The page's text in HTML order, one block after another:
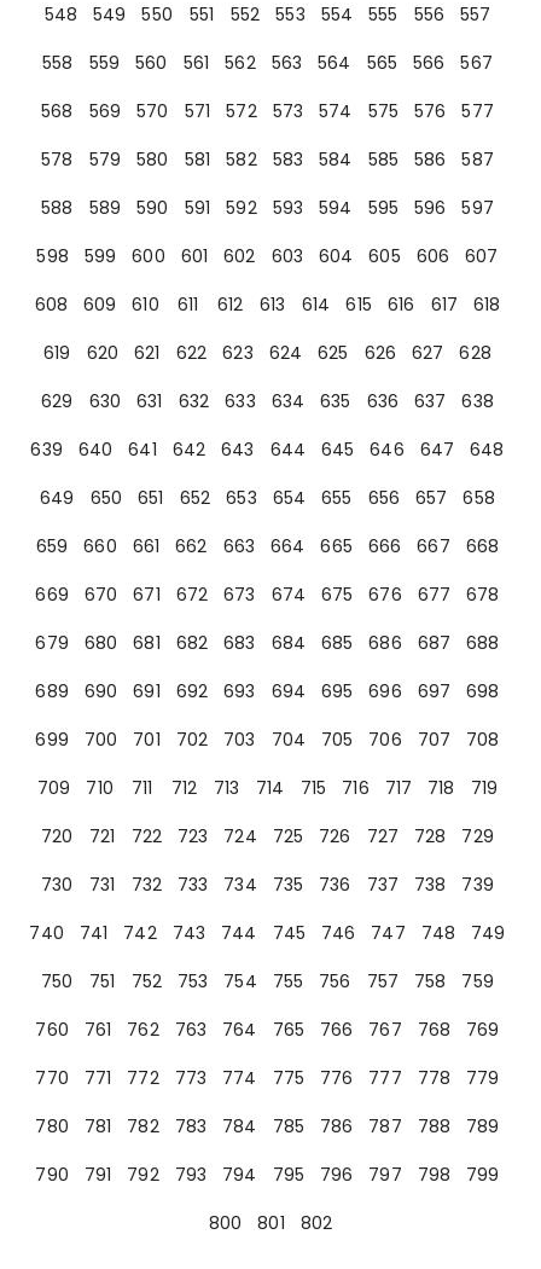
548
549 550 551 552 553 554 555 556
557
558
559 560 561 562 563 564 565 566
567
568
569 570 571 572 573 574 575 576
577
578
579 580 581 582 583 584 585 586
587
588
589 590 591 592 593 594 595 596
597
598
599 600 601 602 603 604 605 606
607
608
609 610 611 612 613 614 615 616 617
618
619
620 621 622 623 624 625 626 627
628
629
630 631 632 633 634 635 636 637
638
639
640 641 642 643 644 645 646 647
648
649
650 651 652 653 654 655 656 657
658
659
660 661 662 663 664 665 666 667
668
669
670 671 672 673 674 675 676 677
678
679
680 681 682 683 684 685 686 687
688
689
690 691 692 693 694 695 696 697
698
699
700 701 702 703 704 705 706 707
708
709
710 711 712 713 714 715 716 717 718
719
720
721 722 723 724 725 726 727 728
729
730
731 732 733 734 735 736 737 738
739
740
741 742 743 744 745 746 747 748
749
750
751 752 753 754 755 756 757 758
759
760
761 762 763 764 765 766 767 768
769
770
771 772 773 774 775 776 777 778
779
780
781 782 783 784 785 786 787 788
789
790
791 792 793 794 795 796 797 798
799
800
801 802